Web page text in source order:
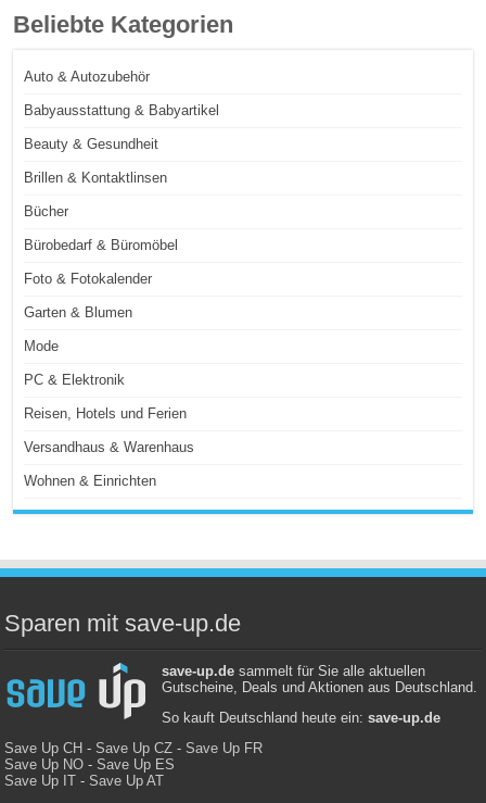
Beliebte Kategorien
Auto & Autozubehör
Babyausstattung & Babyartikel
Beauty & Gesundheit
Brillen & Kontaktlinsen
Bücher
Bürobedarf & Büromöbel
Foto & Fotokalender
Garten & Blumen
Mode
PC & Elektronik
Reisen, Hotels und Ferien
Versandhaus & Warenhaus
Wohnen & Einrichten
Sparen mit save-up.de
save-up.desammelt für Sie alle aktuellen
Gutscheine, Deals und Aktionen aus Deutschland.
So kauft Deutschland heute ein: save-up.de
Save Up CH -Save Up CZ -Save Up FR
Save Up NO -Save Up ES
Save Up IT -Save Up AT